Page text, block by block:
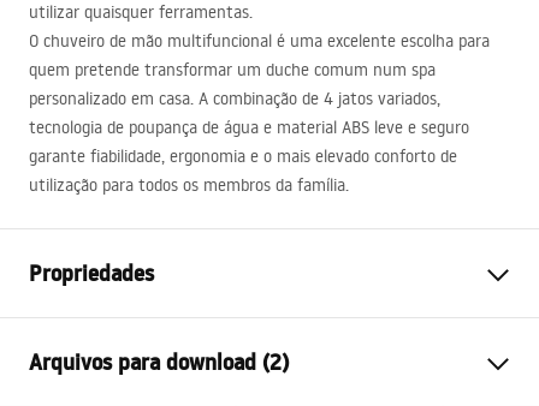
utilizar quaisquer ferramentas.
O chuveiro de mão multifuncional é uma excelente escolha para
quem pretende transformar um duche comum num spa
personalizado em casa. A combinação de 4 jatos variados,
tecnologia de poupança de água e material ABS leve e seguro
garante fiabilidade, ergonomia e o mais elevado conforto de
utilização para todos os membros da família.
Propriedades
Materiais
Plástico, ABS
Arquivos para download (2)